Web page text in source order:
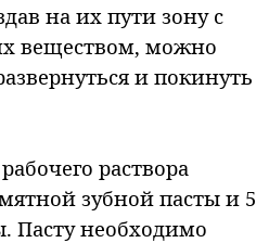
на их пути зону с
веществом, можно
и покинуть
раствора
зубной пасты и 5
Пасту необходимо